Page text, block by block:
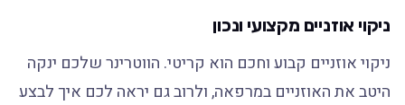
ניקוי אוזניים מקצועי ונכון
ניקוי אוזניים קבוע וחכם הוא קריטי. הווטרינר שלכם ינקה
היטב את האוזניים במרפאה, ולרוב גם יראה לכם איך לבצע